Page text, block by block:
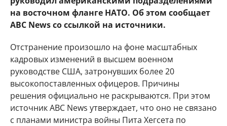
на восточном фланге НАТО. Об этом сообщает
ABC News со ссылкой на источники.
Отстранение произошло на фоне масштабных
кадровых изменений в высшем военном
руководстве США, затронувших более 20
высокопоставленных офицеров. Причины
решения официально не раскрываются. При этом
источник ABC News утверждает, что оно не связано
с планами министра войны Пита Хегсета по